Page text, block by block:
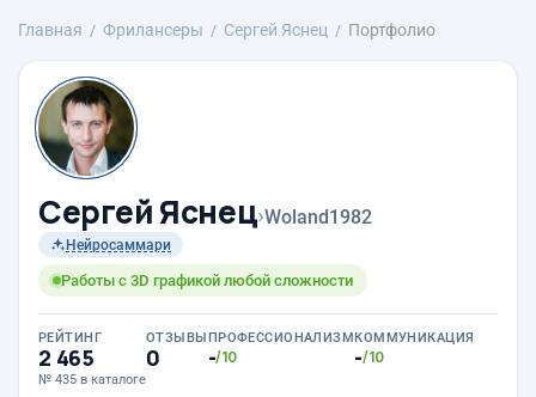
Главная Фрилансеры Сергей Яснец Портфолио
Сергей Яснец›Woland1982
Нейросаммари
Работы с 3D графикой любой сложности
РЕЙТИНГ
2 465
№ 435 в каталоге
ОТЗЫВЫ
0
ПРОФЕССИОНАЛИЗМ
-/10
КОММУНИКАЦИЯ
-/10